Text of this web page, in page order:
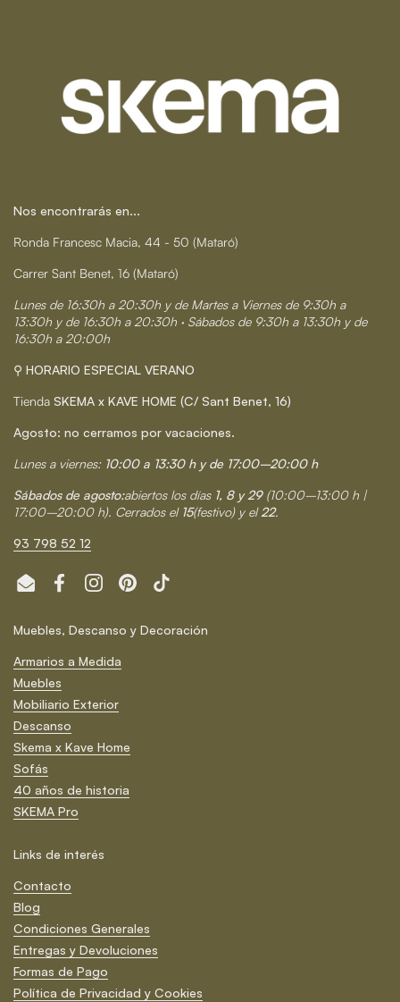
Nos encontrarás en...
Ronda Francesc Macia, 44 - 50 (Mataró)
Carrer Sant Benet, 16 (Mataró)
Lunes de 16:30h a 20:30h y de Martes a Viernes de 9:30h a
13:30h y de 16:30h a 20:30h · Sábados de 9:30h a 13:30h y de
16:30h a 20:00h
⚲ HORARIO ESPECIAL VERANO
Tienda SKEMA x KAVE HOME (C/ Sant Benet, 16)
Agosto: no cerramos por vacaciones.
Lunes a viernes: 10:00 a 13:30 h y de 17:00–20:00 h
Sábados de agosto:abiertos los días 1, 8 y 29 (10:00–13:00 h |
17:00–20:00 h). Cerrados el 15(festivo) y el22.
93 798 52 12
Email FacebookInstagramPinterestTikTok
Muebles, Descanso y Decoración
Armarios a Medida
Muebles
Mobiliario Exterior
Descanso
Skema x Kave Home
Sofás
40 años de historia
SKEMA Pro
Links de interés
Contacto
Blog
Condiciones Generales
Entregas y Devoluciones
Formas de Pago
Política de Privacidad y Cookies